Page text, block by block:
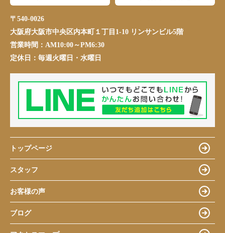
〒540-0026
大阪府大阪市中央区内本町１丁目1-10 リンサンビル5階
営業時間： AM10:00～PM6:30
定休日： 毎週火曜日・水曜日
トップページ
スタッフ
お客様の声
ブログ